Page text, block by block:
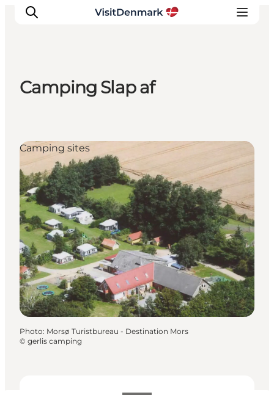
Quoi faire
Hébergements
Planifiez votre voyage
Camping Slap af
Voir les horaires d’ouverture
Camping sites
Photo: Morsø Turistbureau - Destination Mors
© gerlis camping